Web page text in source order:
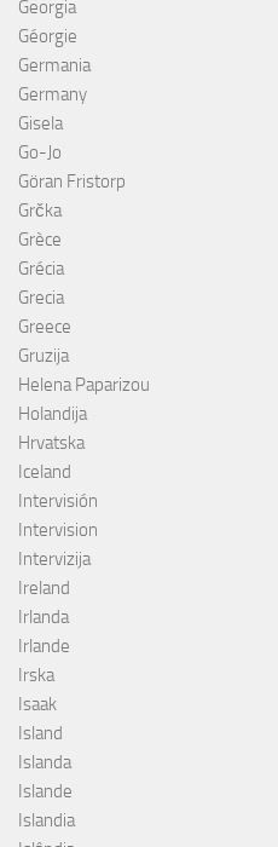
Georgia
Géorgie
Germania
Germany
Gisela
Go-Jo
Göran Fristorp
Grčka
Grèce
Grécia
Grecia
Greece
Gruzija
Helena Paparizou
Holandija
Hrvatska
Iceland
Intervisión
Intervision
Intervizija
Ireland
Irlanda
Irlande
Irska
Isaak
Island
Islanda
Islande
Islandia